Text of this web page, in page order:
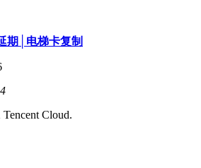
期│电梯卡复制
Cloud.